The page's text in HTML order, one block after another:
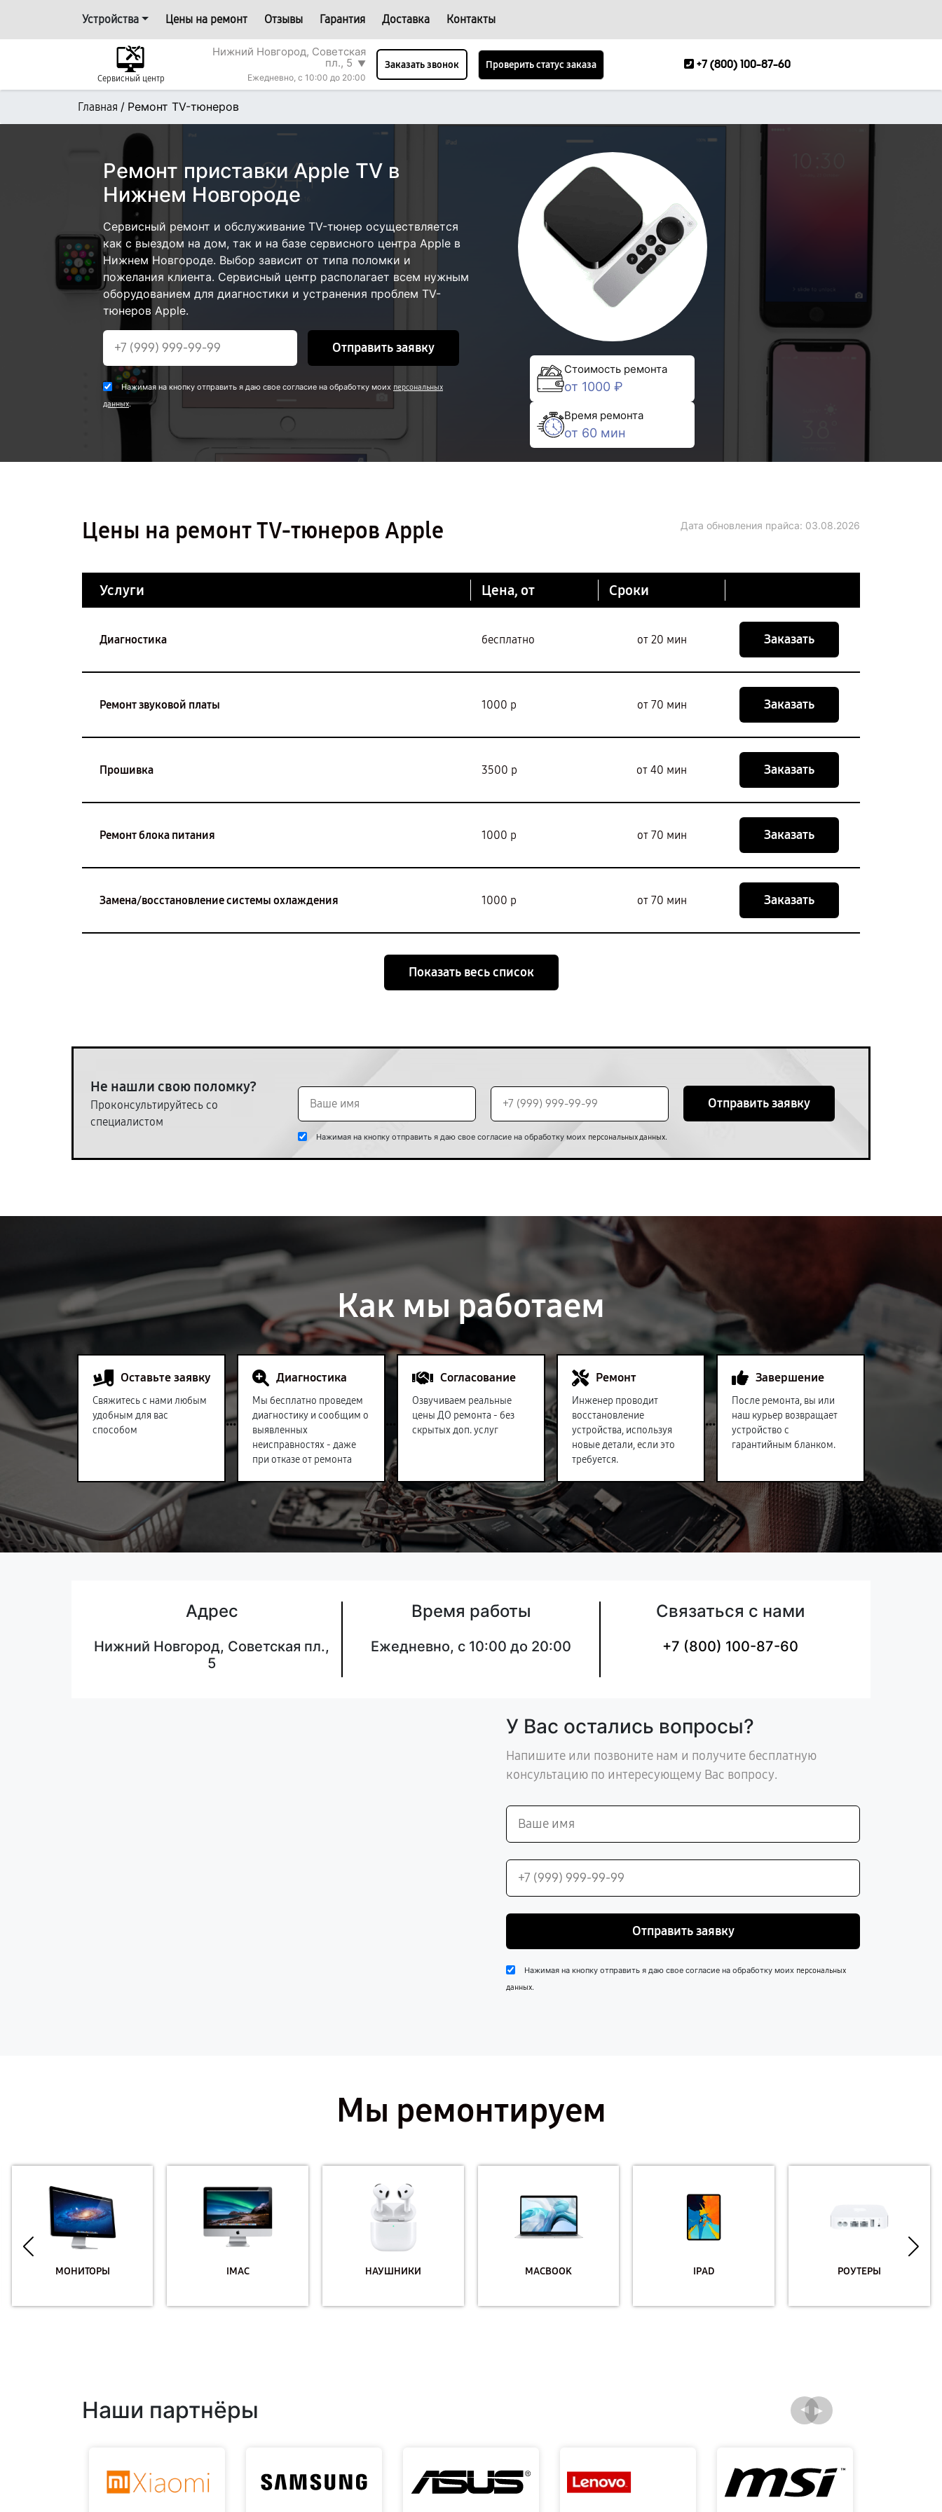
Устройства Цены на ремонт Отзывы Гарантия Доставка Контакты
Сервисный центр
Нижний Новгород, Советская
пл., 5 ▼
Ежедневно, с 10:00 до 20:00
Заказать звонок Проверить статус заказа +7 (800) 100-87-60
Главная / Ремонт TV-тюнеров
Ремонт приставки Apple TV в
Нижнем Новгороде
Сервисный ремонт и обслуживание TV-тюнер осуществляется
как с выездом на дом, так и на базе сервисного центра Apple в
Нижнем Новгороде. Выбор зависит от типа поломки и
пожелания клиента. Сервисный центр располагает всем нужным
оборудованием для диагностики и устранения проблем TV-
тюнеров Apple.
Отправить заявку
Нажимая на кнопку отправить я даю свое согласие на обработку моих персональных
данных.
Стоимость ремонта
от 1000 ₽
Время ремонта
от 60 мин
Цены на ремонт TV-тюнеров Apple Дата обновления прайса: 03.08.2026
Услуги Цена, от Сроки
Диагностика бесплатно от 20 мин Заказать
Ремонт звуковой платы 1000 р от 70 мин Заказать
Прошивка 3500 р от 40 мин Заказать
Ремонт блока питания 1000 р от 70 мин Заказать
Замена/восстановление системы охлаждения 1000 р от 70 мин Заказать
Показать весь список
Не нашли свою поломку?
Проконсультируйтесь со
специалистом
Отправить заявку
Нажимая на кнопку отправить я даю свое согласие на обработку моих персональных данных.
Как мы работаем
Оставьте заявку
Свяжитесь с нами любым
удобным для вас
способом
Диагностика
Мы бесплатно проведем
диагностику и сообщим о
выявленных
неисправностях - даже
при отказе от ремонта
Согласование
Озвучиваем реальные
цены ДО ремонта - без
скрытых доп. услуг
Ремонт
Инженер проводит
восстановление
устройства, используя
новые детали, если это
требуется.
Завершение
После ремонта, вы или
наш курьер возвращает
устройство с
гарантийным бланком.
Адрес
Нижний Новгород, Советская пл.,
5
Время работы
Ежедневно, с 10:00 до 20:00
Связаться с нами
+7 (800) 100-87-60
У Вас остались вопросы?
Напишите или позвоните нам и получите бесплатную
консультацию по интересующему Вас вопросу.
Отправить заявку
Нажимая на кнопку отправить я даю свое согласие на обработку моих персональных
данных.
Мы ремонтируем
МОНИТОРЫ IMAC НАУШНИКИ MACBOOK IPAD РОУТЕРЫ
Наши партнёры